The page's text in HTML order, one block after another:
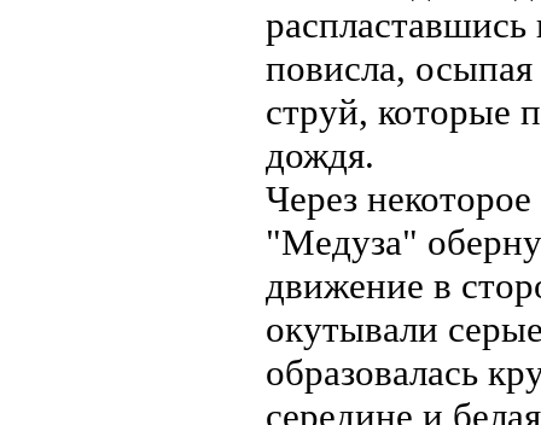
повисла,
струй, которые
дождя.
Через
"Медуза"
движение в
окутывали
образовалась
середине и